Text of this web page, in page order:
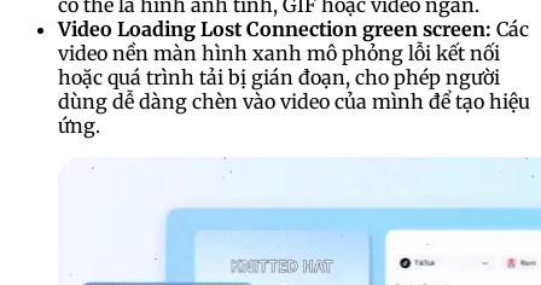
có thể là hình ảnh tĩnh, GIF hoặc video ngắn.
Video Loading Lost Connection green screen: Các
video nền màn hình xanh mô phỏng lỗi kết nối
hoặc quá trình tải bị gián đoạn, cho phép người
dùng dễ dàng chèn vào video của mình để tạo hiệu
ứng.